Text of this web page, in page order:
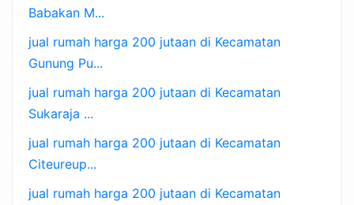
Babakan M...
jual rumah harga 200 jutaan di Kecamatan
Gunung Pu...
jual rumah harga 200 jutaan di Kecamatan
Sukaraja ...
jual rumah harga 200 jutaan di Kecamatan
Citeureup...
jual rumah harga 200 jutaan di Kecamatan